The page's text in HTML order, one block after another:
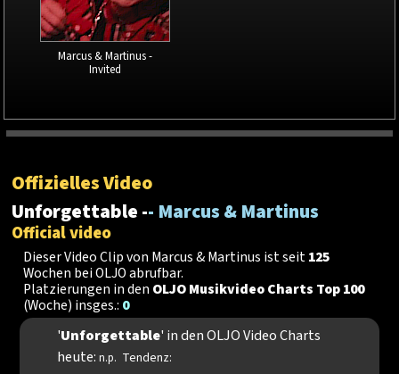
Marcus & Martinus -
Invited
Offizielles Video
Unforgettable -- Marcus & Martinus
Official video
Dieser Video Clip von Marcus & Martinus ist seit125
Wochen bei OLJO abrufbar.
Platzierungen in den OLJO Musikvideo Charts Top 100
(Woche) insges.: 0
'Unforgettable' in den OLJO Video Charts
heute: n.p. Tendenz: